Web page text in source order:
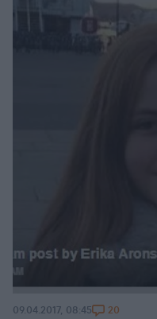
09.04.2017, 08:45 20